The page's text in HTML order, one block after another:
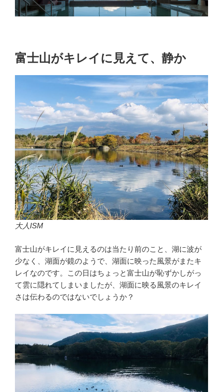
富士山がキレイに見えて、静か
大人ISM
富士山がキレイに見えるのは当たり前のこと、湖に波が
少なく、湖面が鏡のようで、湖面に映った風景がまたキ
レイなのです。この日はちょっと富士山が恥ずかしがっ
て雲に隠れてしまいましたが、湖面に映る風景のキレイ
さは伝わるのではないでしょうか？